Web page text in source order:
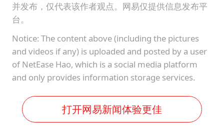
并发布，仅代表该作者观点。网易仅提供信息发布平
台。
Notice: The content above (including the pictures
and videos if any) is uploaded and posted by a user
of NetEase Hao, which is a social media platform
and only provides information storage services.
打开网易新闻体验更佳